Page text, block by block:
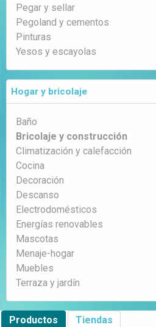
Pegar y sellar
Pegoland y cementos
Pinturas
Yesos y escayolas
Hogar y bricolaje
Baño
Bricolaje y construcción
Climatización y calefacción
Cocina
Decoración
Descanso
Electrodomésticos
Energías renovables
Mascotas
Menaje-hogar
Muebles
Terraza y jardín
Productos Tiendas